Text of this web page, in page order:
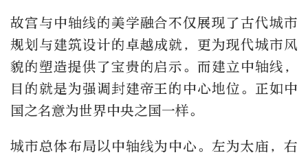
故宫与中轴线的美学融合不仅展现了古代城市
规划与建筑设计的卓越成就，更为现代城市风
貌的塑造提供了宝贵的启示。而建立中轴线，
目的就是为强调封建帝王的中心地位。正如中
国之名意为世界中央之国一样。
城市总体布局以中轴线为中心。左为太庙，右